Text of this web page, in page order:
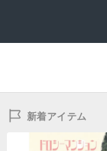
新着アイテム